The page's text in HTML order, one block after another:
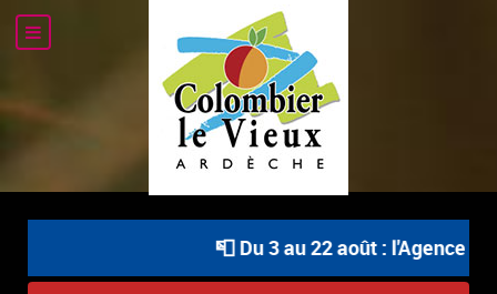
📮 Du 3 au 22 août : l'Agence